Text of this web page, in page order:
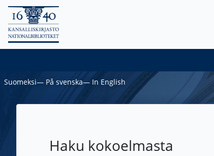
Suomeksi― På svenska― In English
Haku kokoelmasta